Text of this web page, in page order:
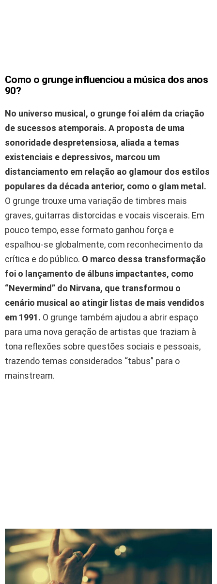
Como o grunge influenciou a música dos anos
90?
No universo musical, o grunge foi além da criação
de sucessos atemporais. A proposta de uma
sonoridade despretensiosa, aliada a temas
existenciais e depressivos, marcou um
distanciamento em relação ao glamour dos estilos
populares da década anterior, como o glam metal.
O grunge trouxe uma variação de timbres mais
graves, guitarras distorcidas e vocais viscerais. Em
pouco tempo, esse formato ganhou força e
espalhou-se globalmente, com reconhecimento da
crítica e do público. O marco dessa transformação
foi o lançamento de álbuns impactantes, como
“Nevermind” do Nirvana, que transformou o
cenário musical ao atingir listas de mais vendidos
em 1991. O grunge também ajudou a abrir espaço
para uma nova geração de artistas que traziam à
tona reflexões sobre questões sociais e pessoais,
trazendo temas considerados “tabus” para o
mainstream.